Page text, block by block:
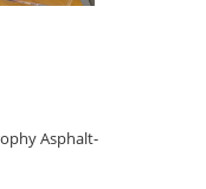
Asphalt-